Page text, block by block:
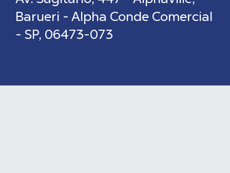
Barueri - Alpha Conde Comercial
- SP, 06473-073